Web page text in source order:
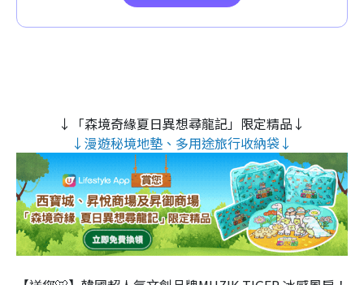
↓「森境奇緣夏日異想尋龍記」限定精品↓
↓漫遊秘境地墊、多用途旅行收納袋↓